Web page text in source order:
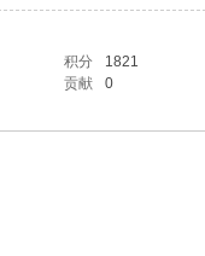
积分
1821
贡献 0